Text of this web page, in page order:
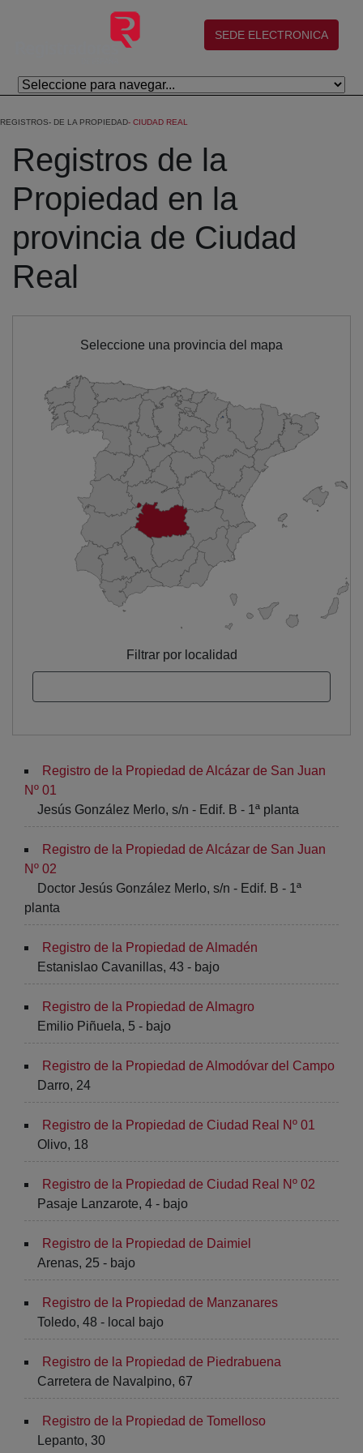
Salta al contingut principal
(abre en nueva ventana)
SEDE ELECTRONICA
REGISTROS DE LA PROPIEDAD CIUDAD REAL
Registros de la
Propiedad en la
provincia de Ciudad
Real
Seleccione una provincia del mapa
Filtrar por localidad
Registro de la Propiedad de Alcázar de San Juan
Nº 01
Jesús González Merlo, s/n - Edif. B - 1ª planta
Registro de la Propiedad de Alcázar de San Juan
Nº 02
Doctor Jesús González Merlo, s/n - Edif. B - 1ª
planta
Registro de la Propiedad de Almadén
Estanislao Cavanillas, 43 - bajo
Registro de la Propiedad de Almagro
Emilio Piñuela, 5 - bajo
Registro de la Propiedad de Almodóvar del Campo
Darro, 24
Registro de la Propiedad de Ciudad Real Nº 01
Olivo, 18
Registro de la Propiedad de Ciudad Real Nº 02
Pasaje Lanzarote, 4 - bajo
Registro de la Propiedad de Daimiel
Arenas, 25 - bajo
Registro de la Propiedad de Manzanares
Toledo, 48 - local bajo
Registro de la Propiedad de Piedrabuena
Carretera de Navalpino, 67
Registro de la Propiedad de Tomelloso
Lepanto, 30